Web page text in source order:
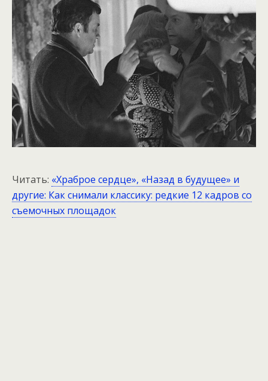
Читать: «Храброе сердце», «Назад в будущее» и
другие: Как снимали классику: редкие 12 кадров со
съемочных площадок